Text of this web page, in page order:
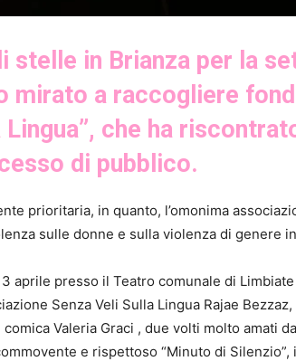
stelle in Brianza per la
mirato a raccogliere
che ha
di pubblico.
prioritaria, in quanto, l’omonima
sulle donne e sulla violenza di genere
aprile presso il Teatro comunale di
Senza Veli Sulla Lingua Rajae
comica Valeria Graci , due volti molto amati
e rispettoso “Minuto di